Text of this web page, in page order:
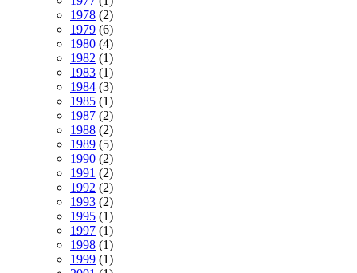
1978 (2)
1979 (6)
1980 (4)
1982 (1)
1983 (1)
1984 (3)
1985 (1)
1987 (2)
1988 (2)
1989 (5)
1990 (2)
1991 (2)
1992 (2)
1993 (2)
1995 (1)
1997 (1)
1998 (1)
1999 (1)